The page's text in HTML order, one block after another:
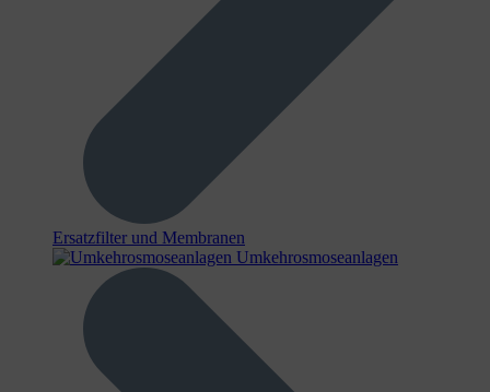
Ersatzfilter und Membranen
Umkehrosmoseanlagen